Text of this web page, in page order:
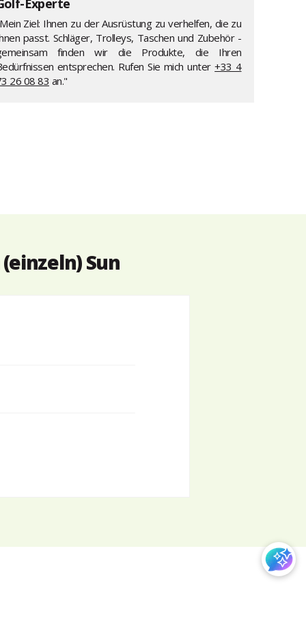
Experte
Ziel: Ihnen zu der Ausrüstung zu verhelfen, die zu
passt. Schläger, Trolleys, Taschen und Zubehör -
finden wir die Produkte, die Ihren
entsprechen. Rufen Sie mich unter+33 4
26 08 83 an."
Sun